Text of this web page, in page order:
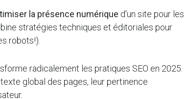
la présence numérique d'un site pour les
stratégies techniques et éditoriales pour
robots!).
radicalement les pratiques SEO en 2025.
global des pages, leur pertinence